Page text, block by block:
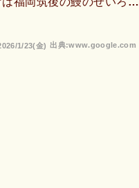
スのタレご飯にベストマ
出典:www.google.com
1/23(金)